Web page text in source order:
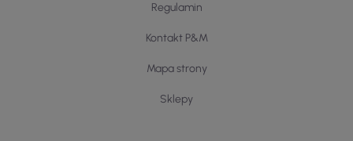
Regulamin
Kontakt P&M
Mapa strony
Sklepy